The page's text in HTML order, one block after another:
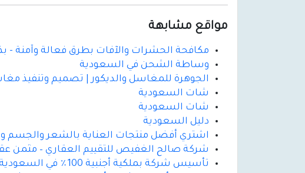
مواقع مشابهة
مكافحة الحشرات والآفات بطرق فعالة وآمنة -
وساطة الشحن في السعودية
الجوهرة للمغاسل والديكور | تصميم وتنفيذ
شات السعودية
شات السعودية
دليل السعودية
اشتري أفضل منتجات العناية بالشعر والجسم
شركة صالح الغفيص للتقييم العقاري – مثمن
تأسيس شركة بملكية أجنبية 100٪ في السعودية